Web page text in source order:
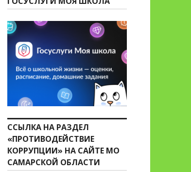
ССЫЛКА НА РАЗДЕЛ
«ПРОТИВОДЕЙСТВИЕ
КОРРУПЦИИ» НА САЙТЕ МО
САМАРСКОЙ ОБЛАСТИ